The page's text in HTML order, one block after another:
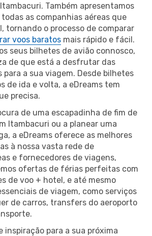
Também apresentamos
as companhias aéreas que
tornando o processo de comparar
voos baratos mais rápido e fácil.
seus bilhetes de avião connosco,
de que está a desfrutar das
a sua viagem. Desde bilhetes
de ida e volta, a eDreams tem
precisa.
de uma escapadinha de fim de
Itambacuri ou a planear uma
a eDreams oferece as melhores
à nossa vasta rede de
e fornecedores de viagens,
ofertas de férias perfeitas com
de voo + hotel, e até mesmo
de viagem, como serviços
de carros, transfers do aeroporto
inspiração para a sua próxima